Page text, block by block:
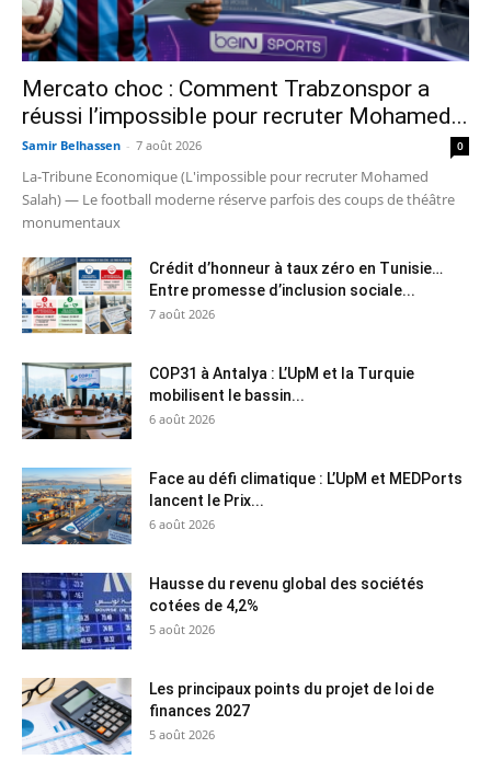
Mercato choc : Comment Trabzonspor a
réussi l’impossible pour recruter Mohamed...
Samir Belhassen - 7 août 2026 0
La-Tribune Economique (L'impossible pour recruter Mohamed
Salah) — Le football moderne réserve parfois des coups de théâtre
monumentaux
Crédit d’honneur à taux zéro en Tunisie…
Entre promesse d’inclusion sociale...
7 août 2026
COP31 à Antalya : L’UpM et la Turquie
mobilisent le bassin...
6 août 2026
Face au défi climatique : L’UpM et MEDPorts
lancent le Prix...
6 août 2026
Hausse du revenu global des sociétés
cotées de 4,2%
5 août 2026
Les principaux points du projet de loi de
finances 2027
5 août 2026